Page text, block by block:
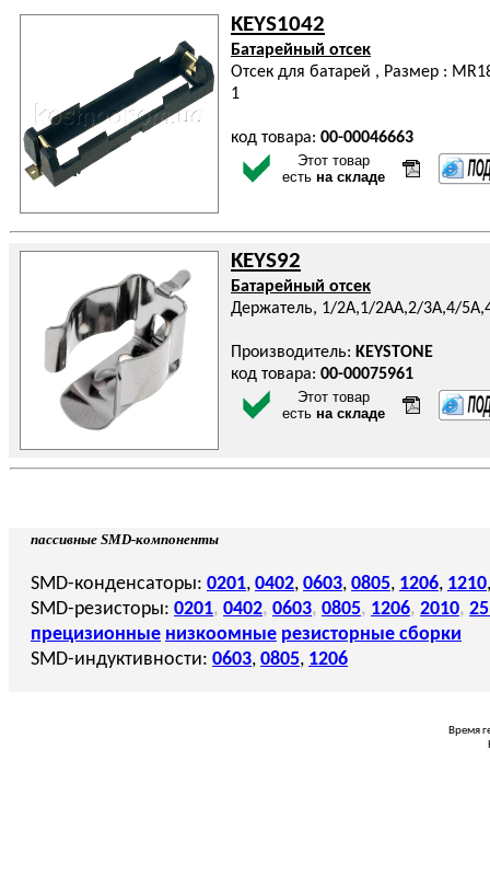
KEYS1042
Батарейный отсек
Отсек для батарей , Размер :
1
код товара: 00-00046663
Этот товар
есть на складе
KEYS92
Батарейный отсек
Держатель, 1/2A,1/2AA,2/3A,4/
Производитель: KEYSTONE
код товара: 00-00075961
Этот товар
есть на складе
пассивные SMD-компоненты
SMD-конденсаторы: 0201, 0402, 0603, 0805, 1206, 1210,
SMD-резисторы: 0201, 0402, 0603, 0805, 1206, 2010,
прецизионные низкоомные резисторные сборки
SMD-индуктивности: 0603, 0805, 1206
Время